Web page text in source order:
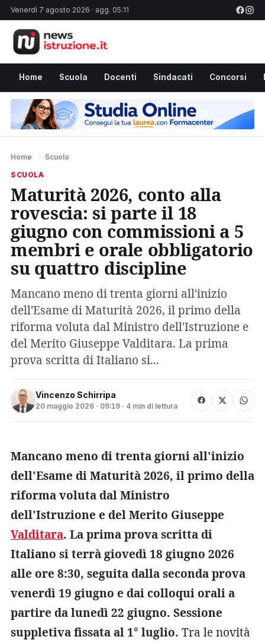
Venerdì 7 agosto 2026 · agg. 05:11
Home Scuola Docenti Sindacati Concorsi
Home › Scuola
SCUOLA
Maturità 2026, conto alla
rovescia: si parte il 18
giugno con commissioni a 5
membri e orale obbligatorio
su quattro discipline
Mancano meno di trenta giorni all'inizio
dell'Esame di Maturità 2026, il primo della
riforma voluta dal Ministro dell'Istruzione e
del Merito Giuseppe Valditara. La prima
prova scritta di Italiano si...
Vincenzo Schirripa
20 maggio 2026 · 09:19 · 4 min di lettura
Mancano meno di trenta giorni all'inizio
dell'Esame di Maturità 2026, il primo della
riforma voluta dal Ministro
dell'Istruzione e del Merito Giuseppe
Valditara. La prima prova scritta di
Italiano si terrà giovedì 18 giugno 2026
alle ore 8:30, seguita dalla seconda prova
venerdì 19 giugno e dai colloqui orali a
partire da lunedì 22 giugno. Sessione
suppletiva fissata al 1° luglio. Tra le novità